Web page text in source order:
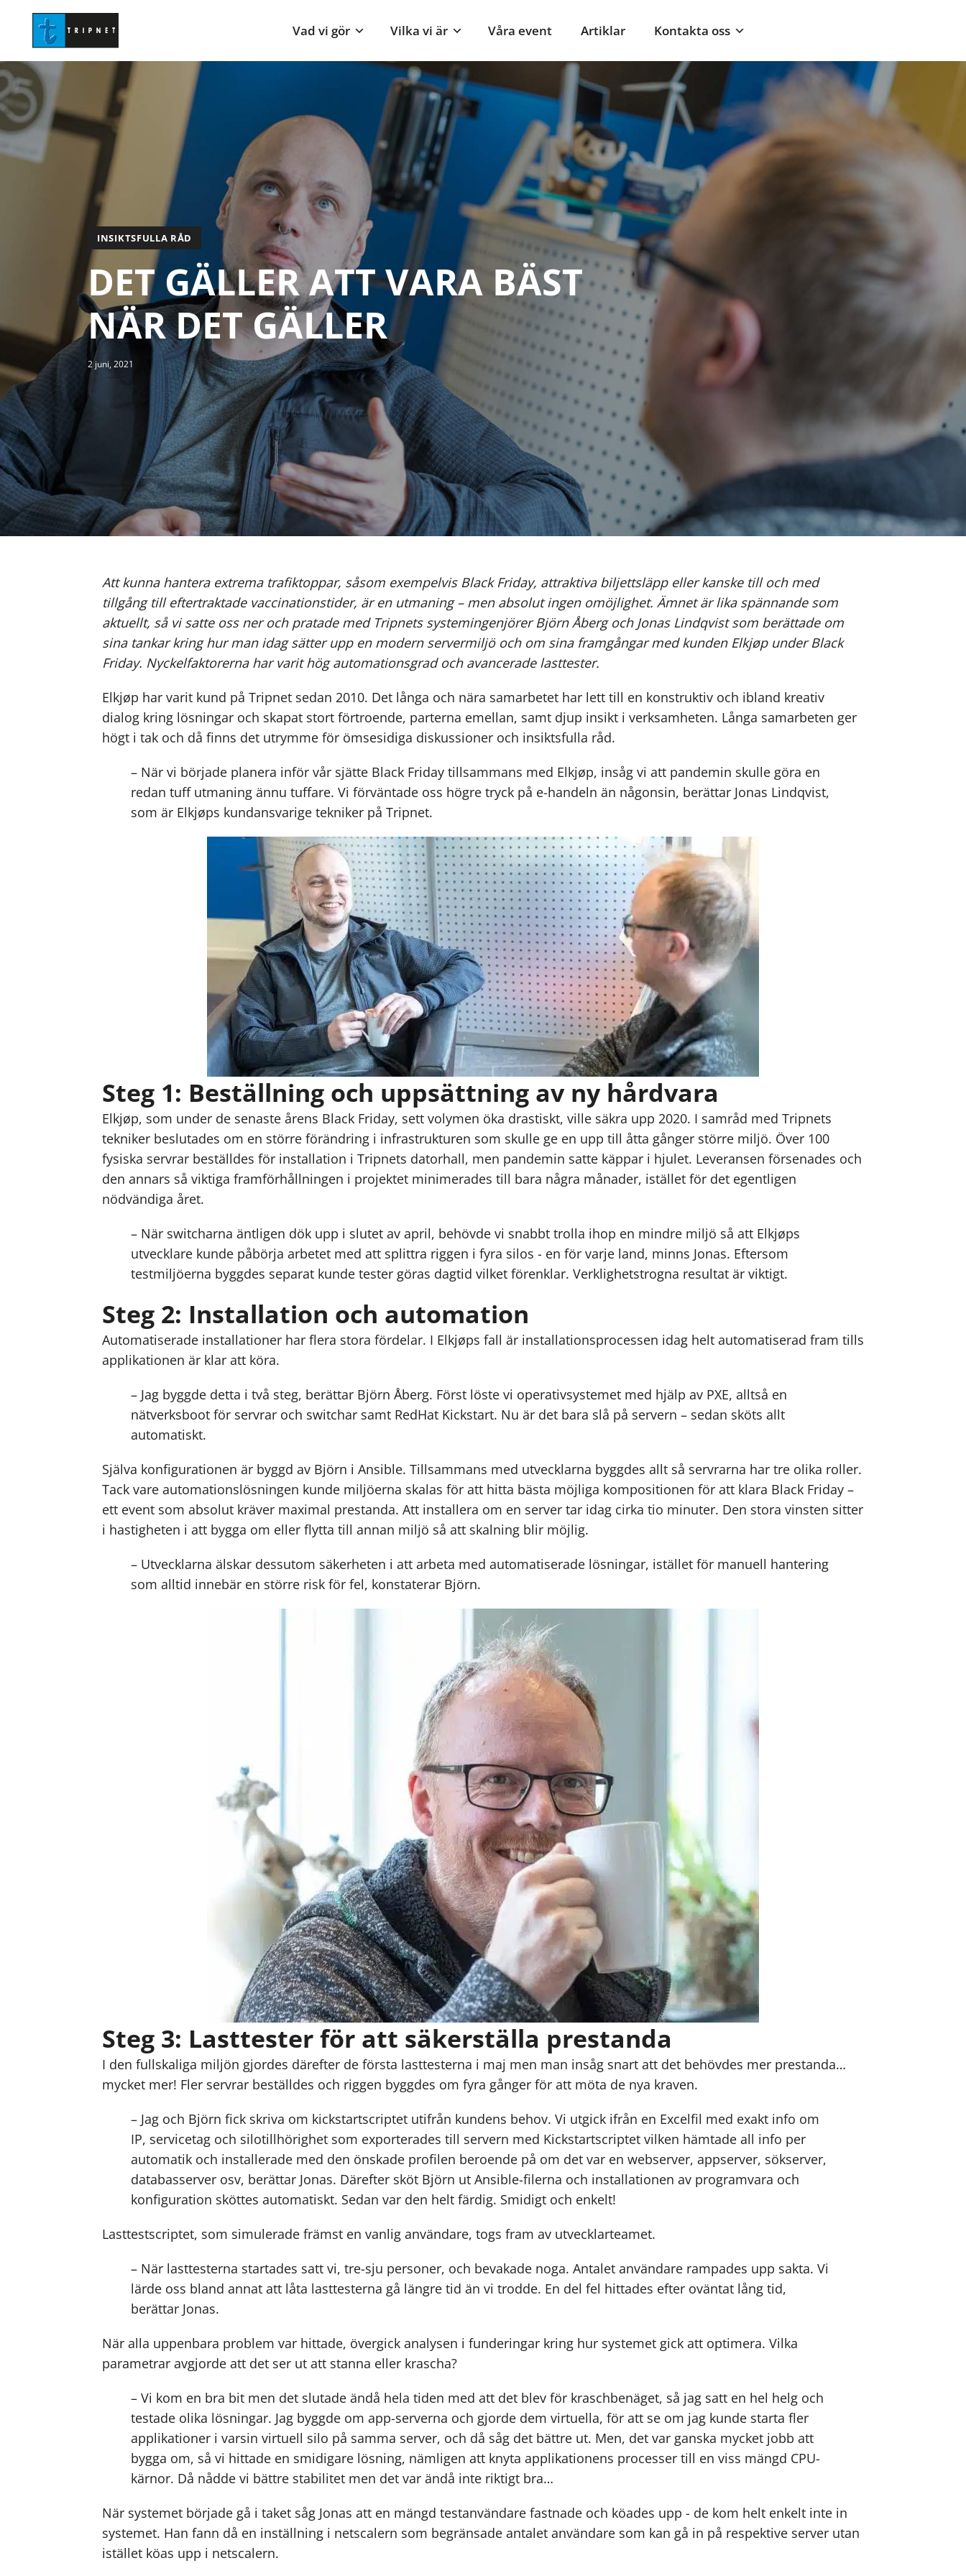
Vad vi gör Vilka vi är Våra event Artiklar Kontakta oss
INSIKTSFULLA RÅD
DET GÄLLER ATT VARA BÄST
NÄR DET GÄLLER
2 juni, 2021
Att kunna hantera extrema trafiktoppar, såsom exempelvis Black Friday, attraktiva biljettsläpp eller kanske till och med
tillgång till eftertraktade vaccinationstider, är en utmaning – men absolut ingen omöjlighet. Ämnet är lika spännande som
aktuellt, så vi satte oss ner och pratade med Tripnets systemingenjörer Björn Åberg och Jonas Lindqvist som berättade om
sina tankar kring hur man idag sätter upp en modern servermiljö och om sina framgångar med kunden Elkjøp under Black
Friday. Nyckelfaktorerna har varit hög automationsgrad och avancerade lasttester.
Elkjøp har varit kund på Tripnet sedan 2010. Det långa och nära samarbetet har lett till en konstruktiv och ibland kreativ
dialog kring lösningar och skapat stort förtroende, parterna emellan, samt djup insikt i verksamheten. Långa samarbeten ger
högt i tak och då finns det utrymme för ömsesidiga diskussioner och insiktsfulla råd.
– När vi började planera inför vår sjätte Black Friday tillsammans med Elkjøp, insåg vi att pandemin skulle göra en
redan tuff utmaning ännu tuffare. Vi förväntade oss högre tryck på e-handeln än någonsin, berättar Jonas Lindqvist,
som är Elkjøps kundansvarige tekniker på Tripnet.
Steg 1: Beställning och uppsättning av ny hårdvara
Elkjøp, som under de senaste årens Black Friday, sett volymen öka drastiskt, ville säkra upp 2020. I samråd med Tripnets
tekniker beslutades om en större förändring i infrastrukturen som skulle ge en upp till åtta gånger större miljö. Över 100
fysiska servrar beställdes för installation i Tripnets datorhall, men pandemin satte käppar i hjulet. Leveransen försenades och
den annars så viktiga framförhållningen i projektet minimerades till bara några månader, istället för det egentligen
nödvändiga året.
– När switcharna äntligen dök upp i slutet av april, behövde vi snabbt trolla ihop en mindre miljö så att Elkjøps
utvecklare kunde påbörja arbetet med att splittra riggen i fyra silos - en för varje land, minns Jonas. Eftersom
testmiljöerna byggdes separat kunde tester göras dagtid vilket förenklar. Verklighetstrogna resultat är viktigt.
Steg 2: Installation och automation
Automatiserade installationer har flera stora fördelar. I Elkjøps fall är installationsprocessen idag helt automatiserad fram tills
applikationen är klar att köra.
– Jag byggde detta i två steg, berättar Björn Åberg. Först löste vi operativsystemet med hjälp av PXE, alltså en
nätverksboot för servrar och switchar samt RedHat Kickstart. Nu är det bara slå på servern – sedan sköts allt
automatiskt.
Själva konfigurationen är byggd av Björn i Ansible. Tillsammans med utvecklarna byggdes allt så servrarna har tre olika roller.
Tack vare automationslösningen kunde miljöerna skalas för att hitta bästa möjliga kompositionen för att klara Black Friday –
ett event som absolut kräver maximal prestanda. Att installera om en server tar idag cirka tio minuter. Den stora vinsten sitter
i hastigheten i att bygga om eller flytta till annan miljö så att skalning blir möjlig.
– Utvecklarna älskar dessutom säkerheten i att arbeta med automatiserade lösningar, istället för manuell hantering
som alltid innebär en större risk för fel, konstaterar Björn.
Steg 3: Lasttester för att säkerställa prestanda
I den fullskaliga miljön gjordes därefter de första lasttesterna i maj men man insåg snart att det behövdes mer prestanda…
mycket mer! Fler servrar beställdes och riggen byggdes om fyra gånger för att möta de nya kraven.
– Jag och Björn fick skriva om kickstartscriptet utifrån kundens behov. Vi utgick ifrån en Excelfil med exakt info om
IP, servicetag och silotillhörighet som exporterades till servern med Kickstartscriptet vilken hämtade all info per
automatik och installerade med den önskade profilen beroende på om det var en webserver, appserver, sökserver,
databasserver osv, berättar Jonas. Därefter sköt Björn ut Ansible-filerna och installationen av programvara och
konfiguration sköttes automatiskt. Sedan var den helt färdig. Smidigt och enkelt!
Lasttestscriptet, som simulerade främst en vanlig användare, togs fram av utvecklarteamet.
– När lasttesterna startades satt vi, tre-sju personer, och bevakade noga. Antalet användare rampades upp sakta. Vi
lärde oss bland annat att låta lasttesterna gå längre tid än vi trodde. En del fel hittades efter oväntat lång tid,
berättar Jonas.
När alla uppenbara problem var hittade, övergick analysen i funderingar kring hur systemet gick att optimera. Vilka
parametrar avgjorde att det ser ut att stanna eller krascha?
– Vi kom en bra bit men det slutade ändå hela tiden med att det blev för kraschbenäget, så jag satt en hel helg och
testade olika lösningar. Jag byggde om app-serverna och gjorde dem virtuella, för att se om jag kunde starta fler
applikationer i varsin virtuell silo på samma server, och då såg det bättre ut. Men, det var ganska mycket jobb att
bygga om, så vi hittade en smidigare lösning, nämligen att knyta applikationens processer till en viss mängd CPU-
kärnor. Då nådde vi bättre stabilitet men det var ändå inte riktigt bra…
När systemet började gå i taket såg Jonas att en mängd testanvändare fastnade och köades upp - de kom helt enkelt inte in
systemet. Han fann då en inställning i netscalern som begränsade antalet användare som kan gå in på respektive server utan
istället köas upp i netscalern.